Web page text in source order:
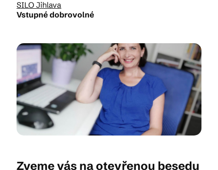
Suvenýry
Praktické info
Kam vyrazit
EN DE
SILO Jihlava
Vstupné dobrovolné
Zveme vás na otevřenou besedu